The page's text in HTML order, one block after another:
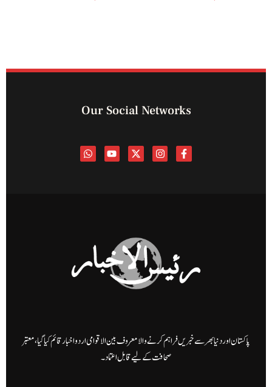
Our Social Networks
پاکستان اور دنیا بھر سے خبریں فراہم کرنے والا معروف بین الاقوامی اردو اخبار قائم کیا گیا، معتبر
صحافت کے لیے قابل اعتماد۔